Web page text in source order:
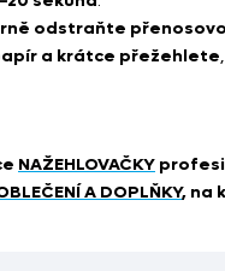
odstraňte
a krátce přežehlete
NAŽEHLOVAČKY
A DOPLŇKY, na